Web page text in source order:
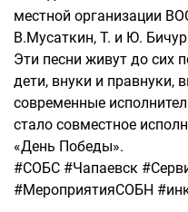
местной организации
В.Мусаткин, Т. и Ю.
Эти песни живут до сих
дети, внуки и правнуки,
современные
стало совместное
«День Победы».
#СОБС #Чапаевск
#МероприятияСОБН